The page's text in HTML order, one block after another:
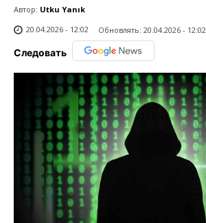
Автор: Utku Yanık
20.04.2026 - 12:02
Обновлять: 20.04.2026 - 12:02
Следовать